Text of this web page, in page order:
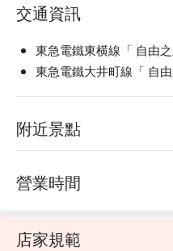
交通資訊
東急電鐵東横線「 自由
東急電鐵大井町線「 自
附近景點
營業時間
店家規範